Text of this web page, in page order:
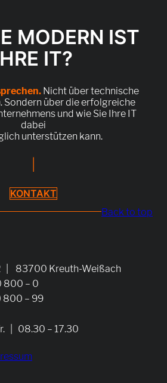
MODERN IST
IT?
Nicht über technische
Sondern über die erfolgreiche
und wie Sie Ihre IT
dabei
unterstützen kann.
KONTAKT
Back to top
| 83700 Kreuth-Weißach
800 – 0
– 99
| 08.30 – 17.30